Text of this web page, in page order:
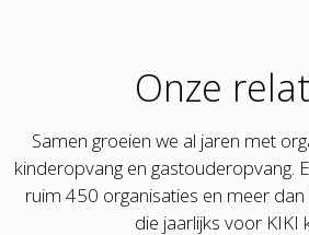
Onze
Samen groeien we al jaren met
kinderopvang en gastouderopvang.
ruim 450 organisaties en meer
die jaarlijks voor KIKI